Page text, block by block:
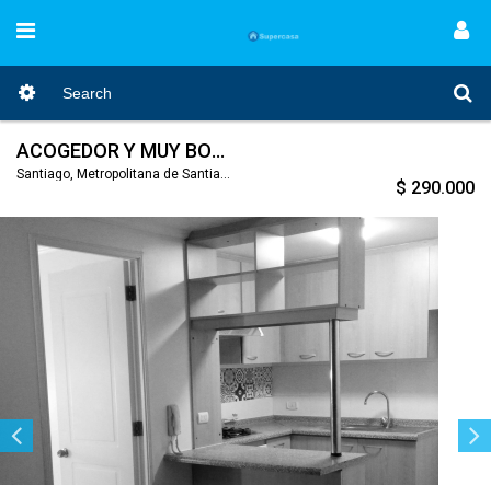
ACOGEDOR Y MUY BONITO DEPARTAMENTO SANTIAGO CENTRO
Santiago, Metropolitana de Santiago, Nro. Código 916
$ 290.000